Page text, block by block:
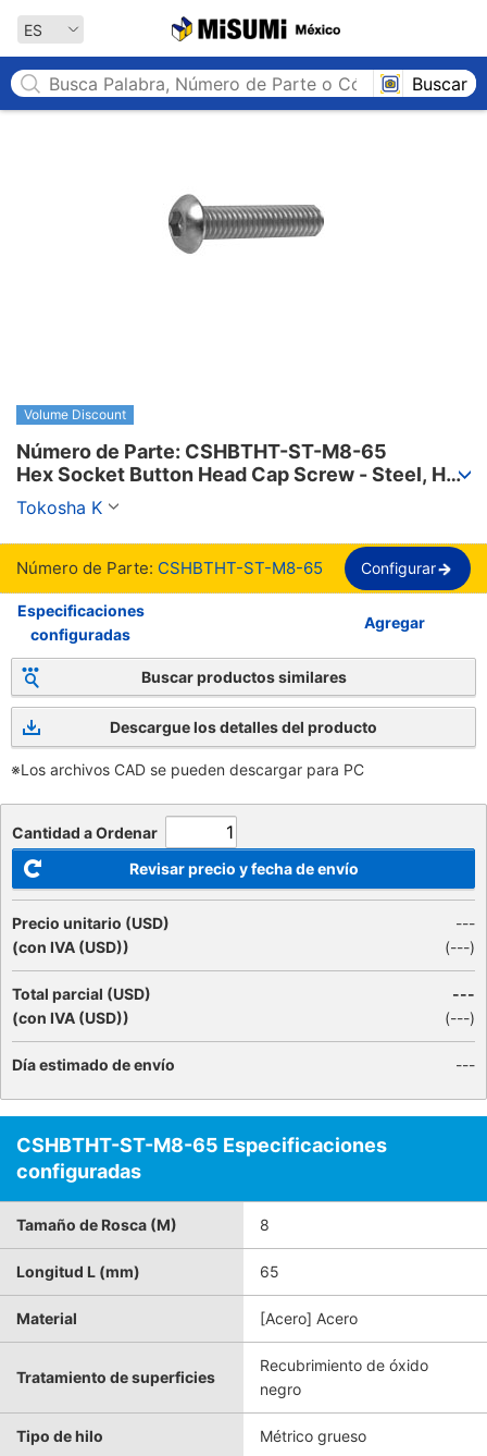
ES
Buscar
Volume Discount
Número de Parte: CSHBTHT-ST-M8-65
Hex Socket Button Head Cap Screw - Steel, Half
Thread, Full Thread, SSS Standard【1-1,000
piezas por paquete】
Tokosha K
Número de Parte: CSHBTHT-ST-M8-65 Configurar
Especificaciones
configuradas
Agregar
Buscar productos similares
Descargue los detalles del producto
※Los archivos CAD se pueden descargar para PC
Cantidad a Ordenar
Revisar precio y fecha de envío
Precio unitario (USD)
(con IVA (USD))
---
(---)
Total parcial (USD)
(con IVA (USD))
---
(---)
Día estimado de envío ---
CSHBTHT-ST-M8-65 Especificaciones
configuradas
Tamaño de Rosca (M) 8
Longitud L (mm) 65
Material [Acero] Acero
Tratamiento de superficies
Recubrimiento de óxido
negro
Tipo de hilo Métrico grueso